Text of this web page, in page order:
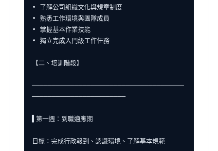
• 了解公司組織文化與規章制度
• 熟悉工作環境與團隊成員
• 掌握基本作業技能
• 獨立完成入門級工作任務
【二、培訓階段】
───────────────────────────────────────
────────────────────────
▌第一週：到職適應期
目標：完成行政報到、認識環境、了解基本規範